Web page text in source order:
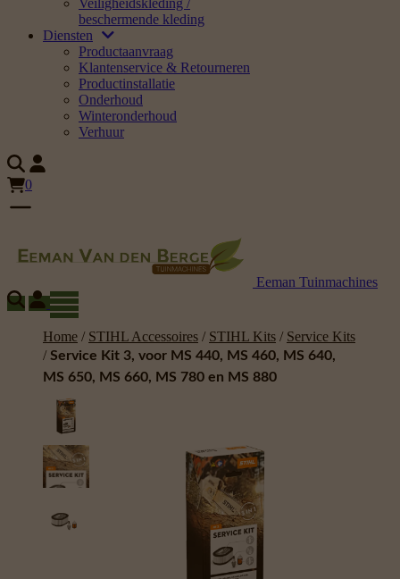
Bekijk volledige grootte
STIHL
Service Kit 3, voor MS
440, MS 460, MS 640, MS
Service Kits
27,80€
Alle prijzen zijn inclusief 21% BTW.
Reserveren
Service Kit voor verschillende
benzinekettingzagen hogere levensduur dankzij
een proactief en regelmatig onderhoud
Voor MS 440, MS 460, MS 640, MS 650,
MS 660, MS 780 en MS 880